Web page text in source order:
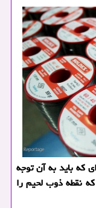
كه باید به آن توجه
نقطه ذوب لحیم را